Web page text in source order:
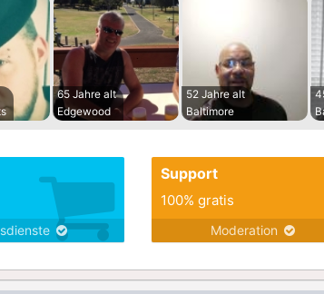
65 Jahre alt
Edgewood
52 Jahre alt
Baltimore
Support
100% gratis
Moderation